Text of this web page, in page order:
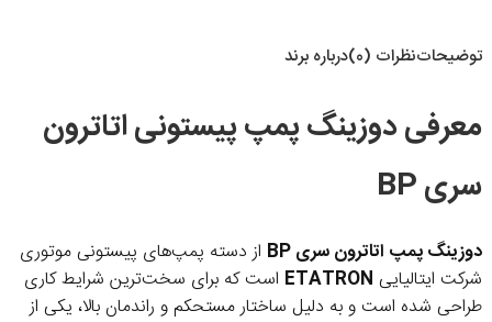
توضیحاتنظرات (0) درباره برند
معرفی دوزینگ پمپ پیستونی اتاترون
سری BP
دوزینگ پمپ اتاترون سری BP
از دسته پمپ‌های پیستونی موتوری
شرکت ایتالیایی ETATRON است که برای سخت‌ترین شرایط کاری
طراحی شده است و به دلیل ساختار مستحکم و راندمان بالا، یکی از